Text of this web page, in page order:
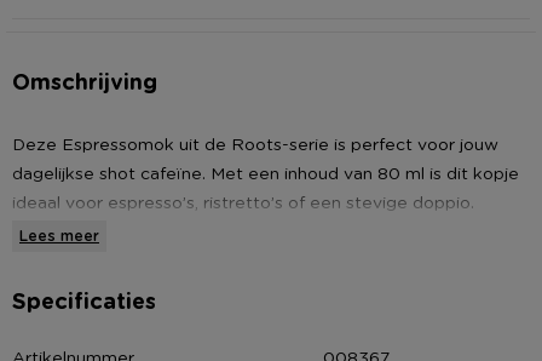
Omschrijving
Deze Espressomok uit de Roots-serie is perfect voor jouw
dagelijkse shot cafeïne. Met een inhoud van 80 ml is dit kopje
ideaal voor espresso’s, ristretto’s of een stevige doppio.
Deze mok is voorzien van reactive glaze, een bijzonder type
glazuur dat wordt toegepast bij de productie van deze items.
Dit glazuur reageert op de chemische samenstelling van het
Lees meer
Specificaties